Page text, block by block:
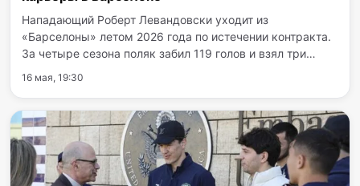
Нападающий Роберт Левандовски уходит из
«Барселоны» летом 2026 года по истечении контракта.
За четыре сезона поляк забил 119 голов и взял три
сообщил в персональном аккаунте, подведя итоги
16 мая, 19:30